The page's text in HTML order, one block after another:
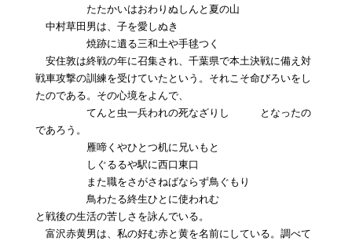
たたかいはおわりぬしんと夏の山
中村草田男は、子を愛しぬき
焼跡に遺る三和土や手毬つく
安住敦は終戦の年に召集され、千葉県で本土決戦に備え対
戦車攻撃の訓練を受けていたという。それこそ命びろいをし
たのである。その心境をよんで、
てんと虫一兵われの死なざりし となったの
であろう。
雁啼くやひとつ机に兄いもと
しぐるるや駅に西口東口
また職をさがさねばならず鳥ぐもり
鳥わたる終生ひとに使われむ
と戦後の生活の苦しさを詠んでいる。
富沢赤黄男は、私の好む赤と黄を名前にしている。調べて